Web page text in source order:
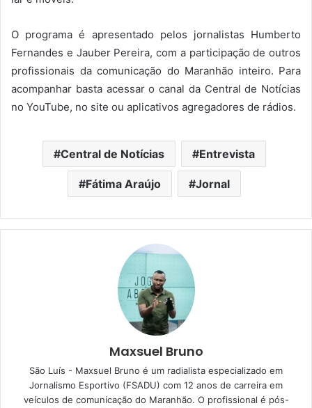
O programa é apresentado pelos jornalistas Humberto
Fernandes e Jauber Pereira, com a participação de outros
profissionais da comunicação do Maranhão inteiro. Para
acompanhar basta acessar o canal da Central de Notícias
no YouTube, no site ou aplicativos agregadores de rádios.
Central de Notícias Entrevista
Fátima Araújo Jornal
Maxsuel Bruno
São Luís - Maxsuel Bruno é um radialista especializado em
Jornalismo Esportivo (FSADU) com 12 anos de carreira em
veículos de comunicação do Maranhão. O profissional é pós-